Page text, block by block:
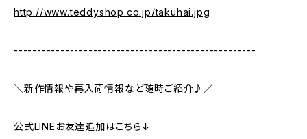
http://www.teddyshop.co.jp/takuhai.jpg
----------------------------------------------------
＼新作情報や再入荷情報など随時ご紹介♪／
公式LINEお友達追加はこちら↓